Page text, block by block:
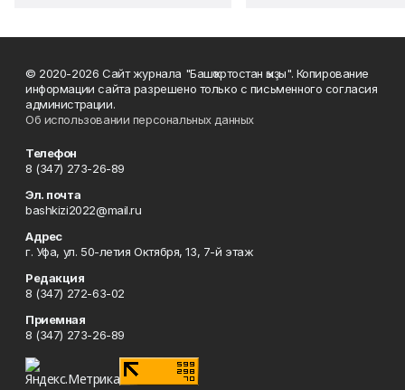
© 2020-2026 Сайт журнала "Башҡортостан ҡыҙы". Копирование
информации сайта разрешено только с письменного согласия
администрации.
Об использовании персональных данных
Телефон
8 (347) 273-26-89
Эл. почта
bashkizi2022@mail.ru
Адрес
г. Уфа, ул. 50-летия Октября, 13, 7-й этаж
Редакция
8 (347) 272-63-02
Приемная
8 (347) 273-26-89